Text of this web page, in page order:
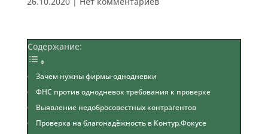
Содержание:
Зачем нужны фирмы-однодневки
ФНС против однодневок требования к проверке
Выявление недобросовестных контрагентов
Проверка на благонадёжность в Контур.Фокусе